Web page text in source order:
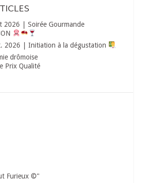
2026 | Soirée Gourmande
2026 | Initiation à la dégustation
drômoise
Prix Qualité
Furieux ©"